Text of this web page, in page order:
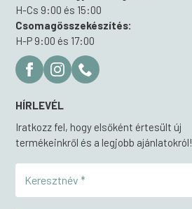
H-Cs 9:00 és 15:00
Csomagösszekészítés:
H-P 9:00 és 17:00
HÍRLEVÉL
Iratkozz fel, hogy elsőként értesült új
termékeinkről és a legjobb ajánlatokról!